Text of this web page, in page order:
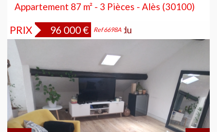
Appartement 87 m² - 3 Pièces - Alès (30100)
PRIX 96 000€ Ref 6698A
Bien vendu